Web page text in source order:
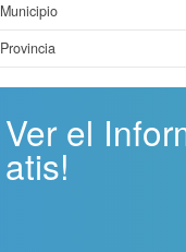
Municipio
Provincia
Ver el
atis!